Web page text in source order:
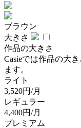
ブラウン
大きさ
作品の大きさ
Casieでは作品の大
ます。
ライト
3,520円/月
レギュラー
4,400円/月
プレミアム